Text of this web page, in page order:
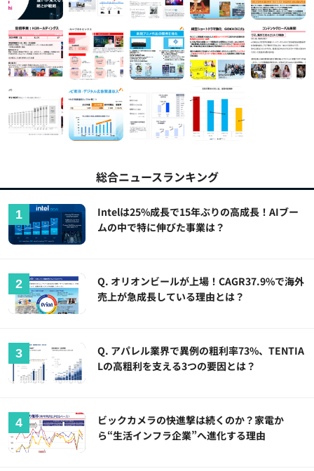
総合ニュースランキング
Intelは25%成長で15年ぶりの高成長！AIブー
ムの中で特に伸びた事業は？
Q. オリオンビールが上場！CAGR37.9%で海外
売上が急成長している理由とは？
Q. アパレル業界で異例の粗利率73%、TENTIA
Lの高粗利を支える3つの要因とは？
ビックカメラの快進撃は続くのか？家電か
ら“生活インフラ企業”へ進化する理由